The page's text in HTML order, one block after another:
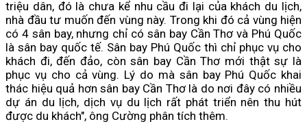
triệu dân, đó là chưa kể nhu cầu đi lại của khách du lịch,
nhà đầu tư muốn đến vùng này. Trong khi đó cả vùng hiện
có 4 sân bay, nhưng chỉ có sân bay Cần Thơ và Phú Quốc
là sân bay quốc tế. Sân bay Phú Quốc thì chỉ phục vụ cho
khách đi, đến đảo, còn sân bay Cần Thơ mới thật sự là
phục vụ cho cả vùng. Lý do mà sân bay Phú Quốc khai
thác hiệu quả hơn sân bay Cần Thơ là do nơi đây có nhiều
dự án du lịch, dịch vụ du lịch rất phát triển nên thu hút
được du khách", ông Cường phân tích thêm.